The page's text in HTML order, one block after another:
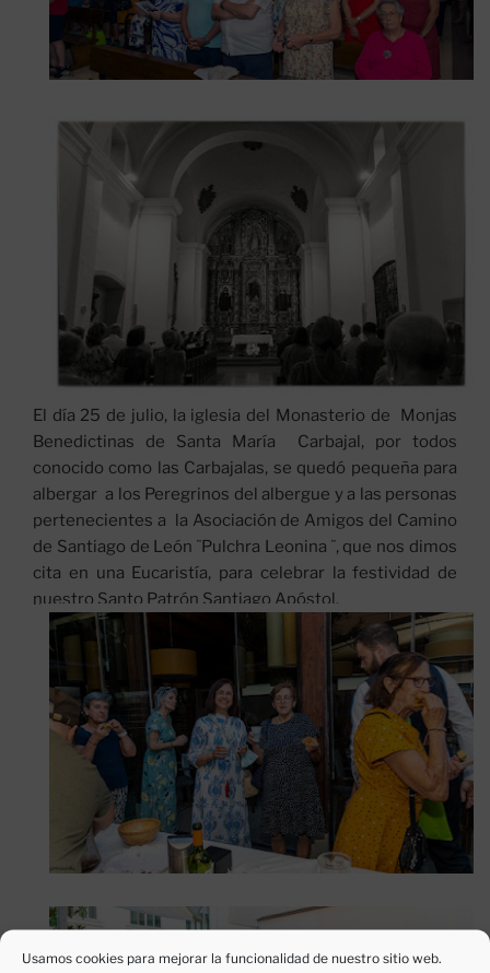
Usamos cookies para mejorar la funcionalidad de nuestro sitio web.
El día 25 de julio, la iglesia del Monasterio de Monjas
Benedictinas de Santa María Carbajal, por todos
conocido como las Carbajalas, se quedó pequeña para
albergar a los Peregrinos del albergue y a las personas
pertenecientes a la Asociación de Amigos del Camino
de Santiago de León ¨Pulchra Leonina ¨, que nos dimos
cita en una Eucaristía, para celebrar la festividad de
nuestro Santo Patrón Santiago Apóstol.